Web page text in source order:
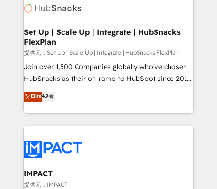
WooCommerce, BuilderTrend, and more Experience
the difference — reach out to see how AI + HubSpot
HubSpot development: websites, custom modules,
marketing, advertising, campaigns, content and
design We connect people, data and technology to
improve customer experiences. With our bright
people, exciting ideas and can-do mentality, we
ensure revenue growth on a daily basis. So tell us
team of 100+ experts is ready for you! Driving digital
growth | www.brightdigital.com
Set Up | Scale Up | Integrate | HubSnacks
FlexPlan
提供元：Set Up | Scale Up | Integrate | HubSnacks FlexPlan
Join over 1,500 Companies globally who've chosen
HubSnacks as their on-ramp to HubSpot since 2014
Simple pay-as-you-go plans that accelerate value...
1️⃣ Set Up | Onboarding New or Check-fixing existing
HubSpot portals 2️⃣ Scale Up | 100% HubSpot Task
Execution... Global 24/7 ... All Experts 3️⃣ Integrate |
Slash months from your API Integration project... ⬅️
Click "Contact Business" ⬅️ to access 150+ Kickstart
Integration templates that put HubSpot in the center
of your tech stack, syncing... 🛍️ Shopify or
Elite4.9
IMPACT
提供元：IMPACT